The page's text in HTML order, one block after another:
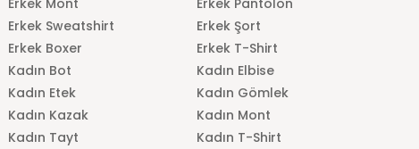
Erkek Sweatshirt
Erkek Şort
Erkek Boxer
Erkek T-Shirt
Kadın Bot
Kadın Elbise
Kadın Etek
Kadın Gömlek
Kadın Kazak
Kadın Mont
Kadın Tayt
Kadın T-Shirt